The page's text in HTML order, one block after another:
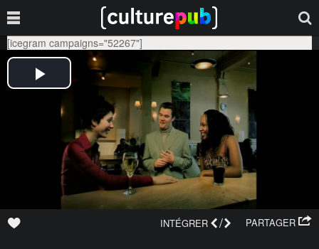
[icegram campaigns="52267"]
PARTAGER
INTÉGRER /